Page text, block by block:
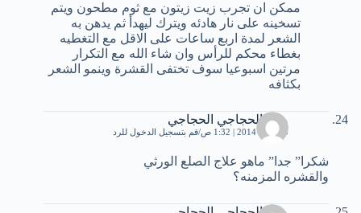
ممكن ان تجرب زيت زيتون مع ثوم مطحون ويتم
تسخينه على نار هادئه ويترك ليهدأ ثم يدهن به
الشعر لمدة اربع ساعات على الاقل مع التغطيه
بغطاء محكم للرأس وان شاء الله مع التكرار
مرتين اسبوعيا سوف تختفى القشرة وينمو الشعر
بكثافه
ماجدالحجاجي الحجاجي
10 يناير، 2014 | 1:32 ص قم بتسجيل الدخول للرد
شكرا” جدا” ماهو علاج الصلع الورثي
والقشره المزمنه؟